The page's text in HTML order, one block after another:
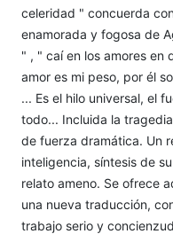
celeridad " concuerda
enamorada y fogosa de
" , " caí en los amores en
amor es mi peso, por él
... Es el hilo universal, el
todo... Incluida la
de fuerza dramática. Un
inteligencia, síntesis de
relato ameno. Se ofrece
una nueva traducción,
trabajo serio y